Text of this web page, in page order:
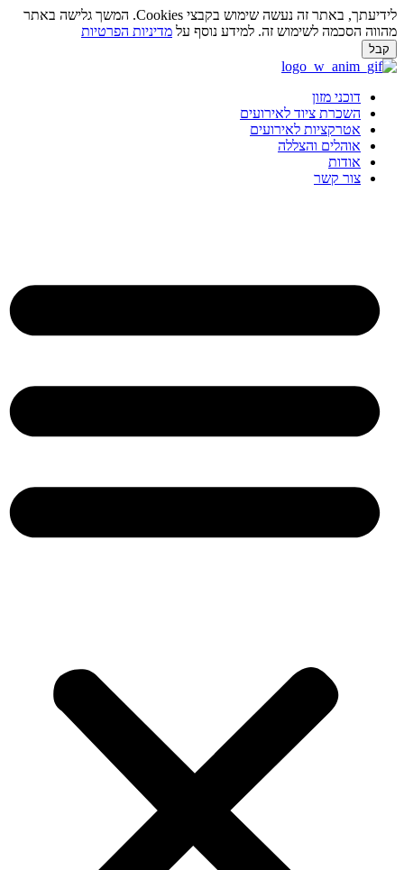
לידיעתך, באתר זה נעשה שימוש בקבצי Cookies. המשך גלישה באתר
הסכמה לשימוש זה. למידע נוסף עלמדיניות הפרטיות
קבל
דוכני מזון
השכרת ציוד לאירועים
אטרקציות לאירועים
אוהלים והצללה
אודות
צור קשר